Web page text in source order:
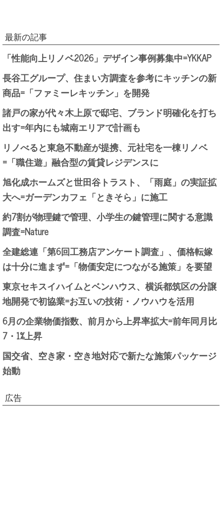
最新の記事
「性能向上リノベ2026」デザイン事例募集中=YKKAP
長谷工グループ、住まい方調査を参考にキッチンの新
商品=「ファミーレキッチン」を開発
諸戸の家が代々木上原で邸宅、ブランド明確化を打ち
出す=年内にも城南エリアで計画も
リノべると東急不動産が提携、元社宅を一棟リノベ
=「職住遊」融合型の賃貸レジデンスに
旭化成ホームズと世田谷トラスト、「雨庭」の実証拡
大へ=ガーデンカフェ「ときそら」に施工
約7割が物理鍵で管理、小学生の鍵管理に関する意識
調査=Nature
全建総連「第6回工務店アンケート調査」、価格転嫁
は十分に進まず=「物価安定につながる施策」を要望
東京セキスイハイムとベンハウス、横浜都筑区の分譲
地開発で初協業=お互いの技術・ノウハウを活用
6月の企業物価指数、前月から上昇率拡大=前年同月比
7・1%上昇
国交省、空き家・空き地対応で新たな施策パッケージ
始動
広告